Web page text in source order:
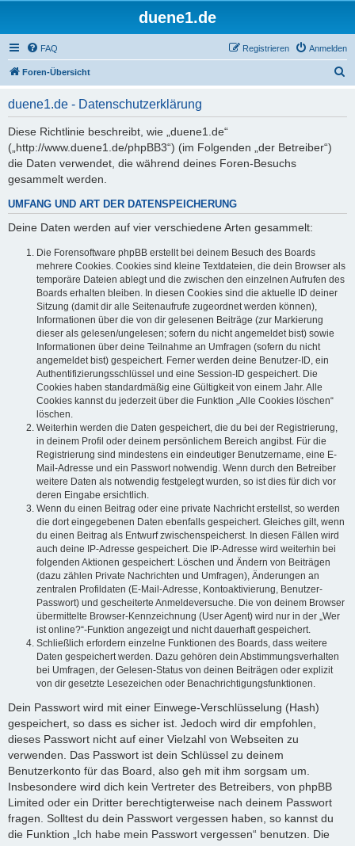
duene1.de
FAQ Anmelden
Registrieren
Foren-Übersicht
duene1.de - Datenschutzerklärung
Diese Richtlinie beschreibt, wie „duene1.de“
(„http://www.duene1.de/phpBB3“) (im Folgenden „der Betreiber“)
die Daten verwendet, die während deines Foren-Besuchs
gesammelt werden.
UMFANG UND ART DER DATENSPEICHERUNG
Deine Daten werden auf vier verschiedene Arten gesammelt:
Die Forensoftware phpBB erstellt bei deinem Besuch des Boards
mehrere Cookies. Cookies sind kleine Textdateien, die dein Browser als
temporäre Dateien ablegt und die zwischen den einzelnen Aufrufen des
Boards erhalten bleiben. In diesen Cookies sind die aktuelle ID deiner
Sitzung (damit dir alle Seitenaufrufe zugeordnet werden können),
Informationen über die von dir gelesenen Beiträge (zur Markierung
dieser als gelesen/ungelesen; sofern du nicht angemeldet bist) sowie
Informationen über deine Teilnahme an Umfragen (sofern du nicht
angemeldet bist) gespeichert. Ferner werden deine Benutzer-ID, ein
Authentifizierungsschlüssel und eine Session-ID gespeichert. Die
Cookies haben standardmäßig eine Gültigkeit von einem Jahr. Alle
Cookies kannst du jederzeit über die Funktion „Alle Cookies löschen“
löschen.
Weiterhin werden die Daten gespeichert, die du bei der Registrierung,
in deinem Profil oder deinem persönlichem Bereich angibst. Für die
Registrierung sind mindestens ein eindeutiger Benutzername, eine E-
Mail-Adresse und ein Passwort notwendig. Wenn durch den Betreiber
weitere Daten als notwendig festgelegt wurden, so ist dies für dich vor
deren Eingabe ersichtlich.
Wenn du einen Beitrag oder eine private Nachricht erstellst, so werden
die dort eingegebenen Daten ebenfalls gespeichert. Gleiches gilt, wenn
du einen Beitrag als Entwurf zwischenspeicherst. In diesen Fällen wird
auch deine IP-Adresse gespeichert. Die IP-Adresse wird weiterhin bei
folgenden Aktionen gespeichert: Löschen und Ändern von Beiträgen
(dazu zählen Private Nachrichten und Umfragen), Änderungen an
zentralen Profildaten (E-Mail-Adresse, Kontoaktivierung, Benutzer-
Passwort) und gescheiterte Anmeldeversuche. Die von deinem Browser
übermittelte Browser-Kennzeichnung (User Agent) wird nur in der „Wer
ist online?“-Funktion angezeigt und nicht dauerhaft gespeichert.
Schließlich erfordern einzelne Funktionen des Boards, dass weitere
Daten gespeichert werden. Dazu gehören dein Abstimmungsverhalten
bei Umfragen, der Gelesen-Status von deinen Beiträgen oder explizit
von dir gesetzte Lesezeichen oder Benachrichtigungsfunktionen.
Dein Passwort wird mit einer Einwege-Verschlüsselung (Hash)
gespeichert, so dass es sicher ist. Jedoch wird dir empfohlen,
dieses Passwort nicht auf einer Vielzahl von Webseiten zu
verwenden. Das Passwort ist dein Schlüssel zu deinem
Benutzerkonto für das Board, also geh mit ihm sorgsam um.
Insbesondere wird dich kein Vertreter des Betreibers, von phpBB
Limited oder ein Dritter berechtigterweise nach deinem Passwort
fragen. Solltest du dein Passwort vergessen haben, so kannst du
die Funktion „Ich habe mein Passwort vergessen“ benutzen. Die